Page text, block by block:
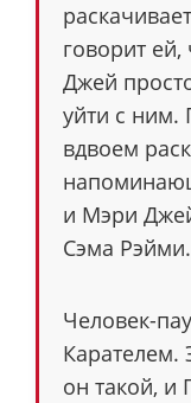
говорит
Джей
уйти с ним.
вдвоем
и Мэри
Сэма Рэйми.
Человек-
Карателем.
он такой, и